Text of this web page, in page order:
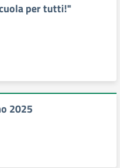
per tutti!"
2025